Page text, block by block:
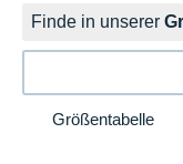
Finde in unserer
Größentabelle